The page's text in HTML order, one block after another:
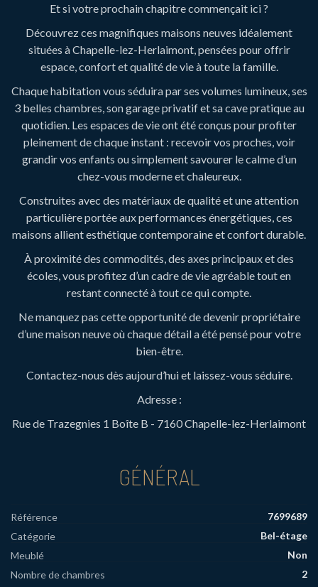
Et si votre prochain chapitre commençait ici ?
Découvrez ces magnifiques maisons neuves idéalement
situées à Chapelle-lez-Herlaimont, pensées pour offrir
espace, confort et qualité de vie à toute la famille.
Chaque habitation vous séduira par ses volumes lumineux, ses
3 belles chambres, son garage privatif et sa cave pratique au
quotidien. Les espaces de vie ont été conçus pour profiter
pleinement de chaque instant : recevoir vos proches, voir
grandir vos enfants ou simplement savourer le calme d’un
chez-vous moderne et chaleureux.
Construites avec des matériaux de qualité et une attention
particulière portée aux performances énergétiques, ces
maisons allient esthétique contemporaine et confort durable.
À proximité des commodités, des axes principaux et des
écoles, vous profitez d’un cadre de vie agréable tout en
restant connecté à tout ce qui compte.
Ne manquez pas cette opportunité de devenir propriétaire
d’une maison neuve où chaque détail a été pensé pour votre
bien-être.
Contactez-nous dès aujourd’hui et laissez-vous séduire.
Adresse :
Rue de Trazegnies 1 Boîte B - 7160 Chapelle-lez-Herlaimont
GÉNÉRAL
Référence
7699689
Catégorie
Bel-étage
Meublé
Non
Nombre de chambres
2